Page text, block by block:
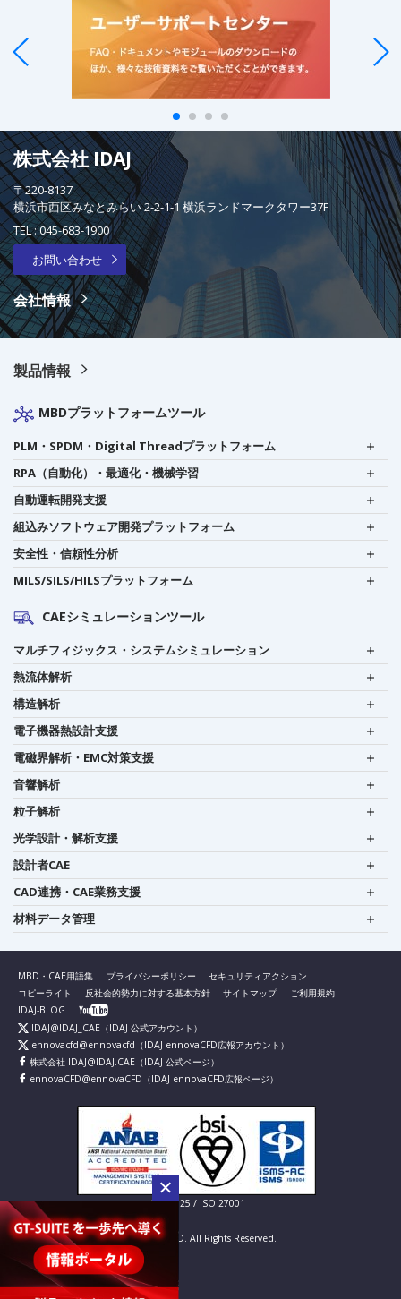
株式会社 IDAJ
〒220-8137
横浜市西区みなとみらい 2-2-1-1 横浜ランドマークタワー37F
TEL :045-683-1900
お問い合わせ
会社情報
製品情報
MBDプラットフォームツール
PLM・SPDM・Digital Threadプラットフォーム
RPA（自動化）・最適化・機械学習
自動運転開発支援
組込みソフトウェア開発プラットフォーム
安全性・信頼性分析
MILS/SILS/HILSプラットフォーム
CAEシミュレーションツール
マルチフィジックス・システムシミュレーション
熱流体解析
構造解析
電子機器熱設計支援
電磁界解析・EMC対策支援
音響解析
粒子解析
光学設計・解析支援
設計者CAE
CAD連携・CAE業務支援
材料データ管理
MBD・CAE用語集 プライバシーポリシー
セキュリティアクション
コピーライト
反社会的勢力に対する基本方針 サイトマップ
ご利用規約
IDAJ-BLOG
IDAJ@IDAJ_CAE （IDAJ 公式アカウント）
ennovacfd@ennovacfd （IDAJ ennovaCFD広報アカウント）
株式会社 IDAJ@IDAJ.CAE （IDAJ 公式ページ）
ennovaCFD@ennovaCFD （IDAJ ennovaCFD広報ページ）
IS 826725 / ISO 27001
© IDAJ Co., LTD. All Rights Reserved.